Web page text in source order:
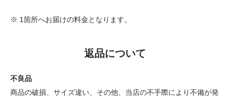
※ 1箇所へお届けの料金となります。
返品について
不良品
商品の破損、サイズ違い、その他、当店の不手際により不備が発